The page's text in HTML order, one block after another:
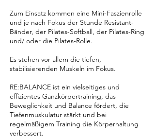
Zum Einsatz kommen eine Mini-Faszienrolle
und je nach Fokus der Stunde Resistant-
Bänder, der Pilates-Softball, der Pilates-Ring
und/ oder die Pilates-Rolle.
Es stehen vor allem die tiefen,
stabilisierenden Muskeln im Fokus.
RE:BALANCE ist ein vielseitiges und
effizientes Ganzkörpertraining, das
Beweglichkeit und Balance fördert, die
Tiefenmuskulatur stärkt und bei
regelmäßigem Training die Körperhaltung
verbessert.